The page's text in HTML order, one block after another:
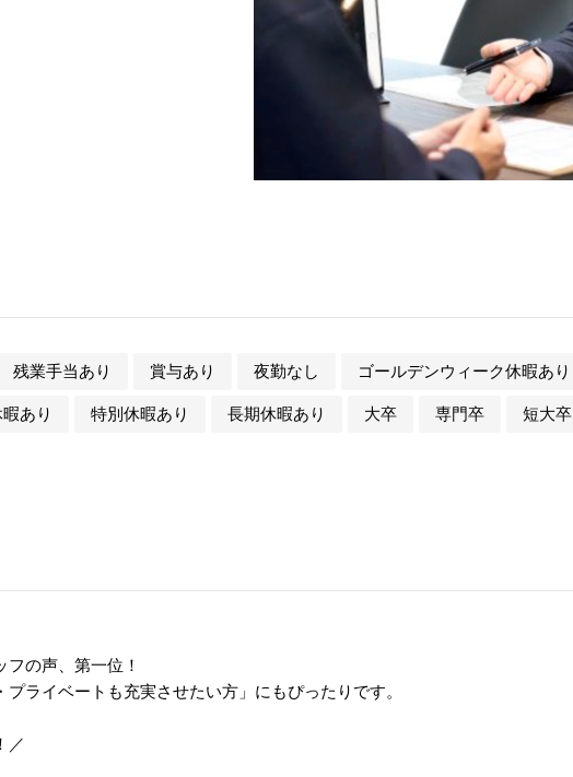
残業手当あり 賞与あり 夜勤なし ゴールデンウィーク休暇あり
あり 特別休暇あり 長期休暇あり 大卒 専門卒 短大卒
フの声、第一位！
ライベートも充実させたい方」にもぴったりです。
／